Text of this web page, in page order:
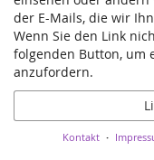
der E-Mails, die wir
Wenn Sie den Link
folgenden Button, um
anzufordern.
Kontakt